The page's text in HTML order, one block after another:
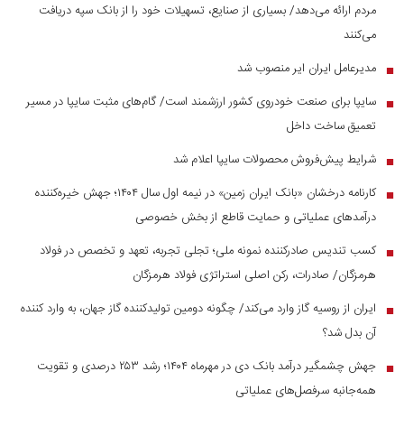
مردم ارائه می‌دهد/ بسیاری از صنایع، تسهیلات خود را از بانک سپه دریافت
می‌کنند
■ مدیرعامل ایران ایر منصوب شد
■ سایپا برای صنعت خودروی کشور ارزشمند است/ گام‌های مثبت سایپا در مسیر
تعمیق ساخت داخل
■ شرایط پیش‌فروش محصولات سایپا اعلام شد
■
کارنامه درخشان «بانک ایران زمین» در نیمه اول سال ۱۴۰۴؛ جهش خیره‌کننده
درآمد‌های عملیاتی و حمایت قاطع از بخش خصوصی
■ کسب تندیس صادرکننده نمونه ملی؛ تجلی تجربه، تعهد و تخصص در فولاد
هرمزگان/ صادرات، رکن اصلی استراتژی فولاد هرمزگان
■
ایران از روسیه گاز وارد می‌کند/ چگونه دومین تولیدکننده گاز جهان، به وارد کننده
آن بدل شد؟
■
جهش چشمگیر درآمد بانک دی در مهرماه ۱۴۰۴؛ رشد ۲۵۳ درصدی و تقویت
همه‌جانبه سرفصل‌های عملیاتی